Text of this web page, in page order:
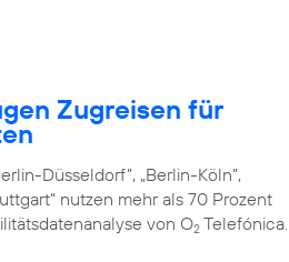
Zugreisen für
Düsseldorf”, „Berlin-Köln”,
nutzen mehr als 70 Prozent
von O2 Telefónica.